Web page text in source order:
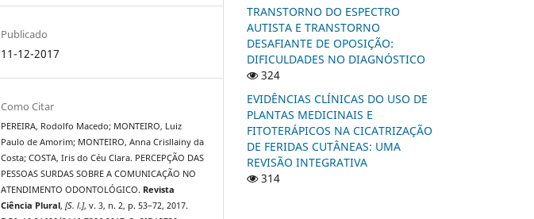
Publicado
11-12-2017
Como Citar
PEREIRA, Rodolfo Macedo; MONTEIRO, Luiz
Paulo de Amorim; MONTEIRO, Anna Crisllainy da
Costa; COSTA, Iris do Céu Clara. PERCEPÇÃO DAS
PESSOAS SURDAS SOBRE A COMUNICAÇÃO NO
ATENDIMENTO ODONTOLÓGICO. Revista
Ciência Plural,[S. l.], v. 3, n. 2, p. 53–72, 2017.
TRANSTORNO DO ESPECTRO
AUTISTA E TRANSTORNO
DESAFIANTE DE OPOSIÇÃO:
DIFICULDADES NO DIAGNÓSTICO
324
EVIDÊNCIAS CLÍNICAS DO USO DE
PLANTAS MEDICINAIS E
FITOTERÁPICOS NA CICATRIZAÇÃO
DE FERIDAS CUTÂNEAS: UMA
REVISÃO INTEGRATIVA
314